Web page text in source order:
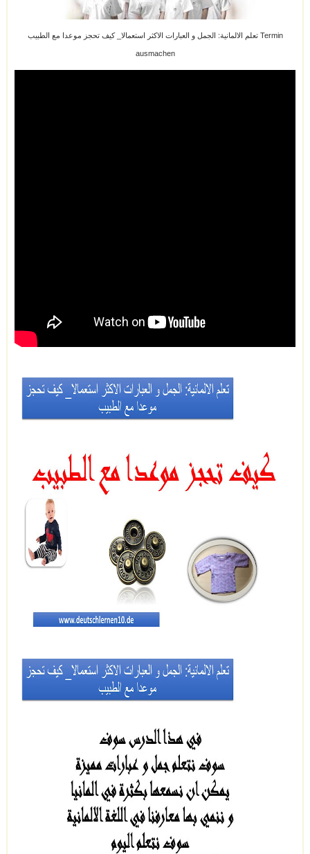
تعلم الالمانية: الجمل و العبارات الاكثر استعمالا_ كيف تحجز موعدا مع الطبيب Termin
ausmachen